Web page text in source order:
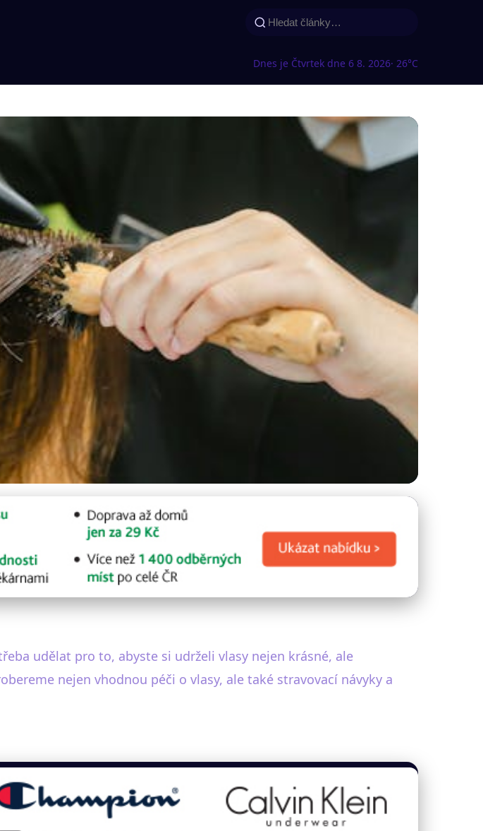
Dnes je Čtvrtek dne 6 8. 2026· 26°C
strava a tipy pro krásu
udělat pro to, abyste si udrželi vlasy nejen krásné, ale
nejen vhodnou péči o vlasy, ale také stravovací návyky a